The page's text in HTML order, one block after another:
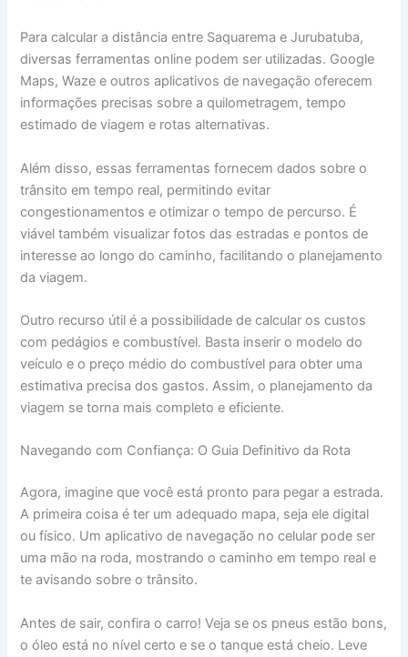
Para calcular a distância entre Saquarema e Jurubatuba,
diversas ferramentas online podem ser utilizadas. Google
Maps, Waze e outros aplicativos de navegação oferecem
informações precisas sobre a quilometragem, tempo
estimado de viagem e rotas alternativas.
Além disso, essas ferramentas fornecem dados sobre o
trânsito em tempo real, permitindo evitar
congestionamentos e otimizar o tempo de percurso. É
viável também visualizar fotos das estradas e pontos de
interesse ao longo do caminho, facilitando o planejamento
da viagem.
Outro recurso útil é a possibilidade de calcular os custos
com pedágios e combustível. Basta inserir o modelo do
veículo e o preço médio do combustível para obter uma
estimativa precisa dos gastos. Assim, o planejamento da
viagem se torna mais completo e eficiente.
Navegando com Confiança: O Guia Definitivo da Rota
Agora, imagine que você está pronto para pegar a estrada.
A primeira coisa é ter um adequado mapa, seja ele digital
ou físico. Um aplicativo de navegação no celular pode ser
uma mão na roda, mostrando o caminho em tempo real e
te avisando sobre o trânsito.
Antes de sair, confira o carro! Veja se os pneus estão bons,
o óleo está no nível certo e se o tanque está cheio. Leve